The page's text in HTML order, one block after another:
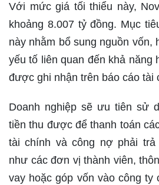
Với mức giá tối thiểu này,
khoảng 8.007 tỷ đồng. Mục
này nhằm bổ sung nguồn vốn,
yếu tố liên quan đến khả năng
được ghi nhận trên báo cáo tài
Doanh nghiệp sẽ ưu tiên sử
tiền thu được để thanh toán
tài chính và công nợ phải trả
như các đơn vị thành viên,
vay hoặc góp vốn vào công ty